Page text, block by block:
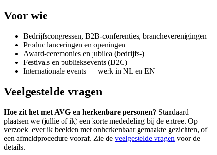
Voor wie
Bedrijfscongressen, B2B-conferenties, brancheverenigingen
Productlanceringen en openingen
Award-ceremonies en jubilea (bedrijfs-)
Festivals en publieksevents (B2C)
Internationale events — werk in NL en EN
Veelgestelde vragen
Hoe zit het met AVG en herkenbare personen? Standaard
plaatsen we (jullie of ik) een korte mededeling bij de entree. Op
verzoek lever ik beelden met onherkenbaar gemaakte gezichten, of
een afmeldprocedure vooraf. Zie de veelgestelde vragen voor de
details.